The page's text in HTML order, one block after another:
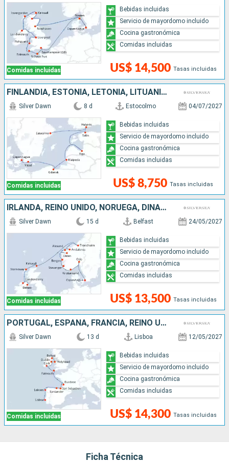
Comidas incluidas US$ 14,500 Tasas incluidas
Bebidas incluidas
Servicio de mayordomo incluido
Cocina gastronómica
Comidas incluidas
FINLANDIA, ESTONIA, LETONIA, LITUANIA, POLONIA, SUECIA, DINAMARCA
Comidas incluidas
Silver Dawn 8 d Estocolmo 04/07/2027
US$ 8,750 Tasas incluidas
Bebidas incluidas
Servicio de mayordomo incluido
Cocina gastronómica
Comidas incluidas
IRLANDA, REINO UNIDO, NORUEGA, DINAMARCA
Comidas incluidas
Silver Dawn 15 d Belfast 24/05/2027
US$ 13,500 Tasas incluidas
Bebidas incluidas
Servicio de mayordomo incluido
Cocina gastronómica
Comidas incluidas
PORTUGAL, ESPAÑA, FRANCIA, REINO UNIDO, IRLANDA
Comidas incluidas
Silver Dawn 13 d Lisboa 12/05/2027
US$ 14,300 Tasas incluidas
Bebidas incluidas
Servicio de mayordomo incluido
Cocina gastronómica
Comidas incluidas
Ficha Técnica